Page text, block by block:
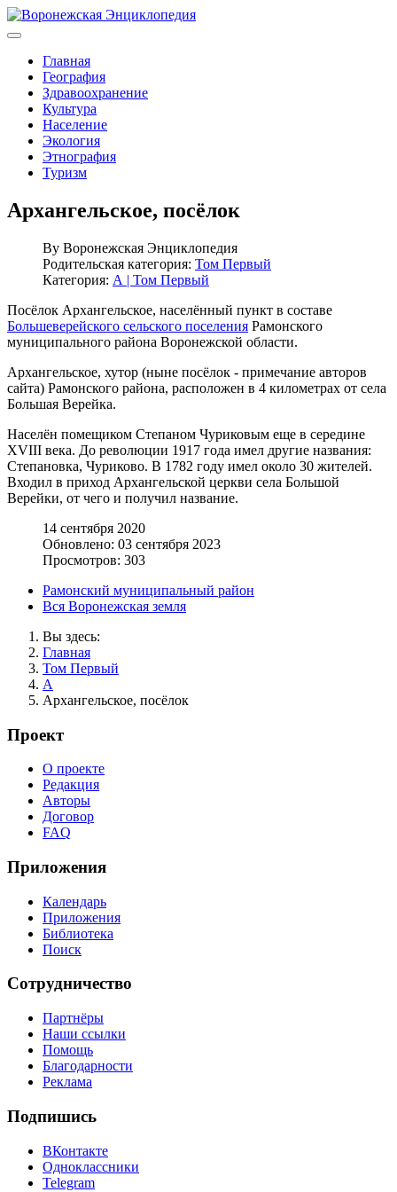
Главная
География
Здравоохранение
Культура
Население
Экология
Этнография
Туризм
Архангельское, посёлок
By Воронежская Энциклопедия
Родительская категория: Том Первый
Категория: А | Том Первый
Посёлок Архангельское, населённый пункт в составе
Большеверейского сельского поселения Рамонского
муниципального района Воронежской области.
Архангельское, хутор (ныне посёлок - примечание авторов
сайта) Рамонского района, расположен в 4 километрах от села
Большая Верейка.
Населён помещиком Степаном Чуриковым еще в середине
XVIII века. До революции 1917 года имел другие названия:
Степановка, Чуриково. В 1782 году имел около 30 жителей.
Входил в приход Архангельской церкви села Большой
Верейки, от чего и получил название.
14 сентября 2020
Обновлено: 03 сентября 2023
Просмотров: 303
Рамонский муниципальный район
Вся Воронежская земля
Вы здесь:
Главная
Том Первый
А
Архангельское, посёлок
Проект
О проекте
Редакция
Авторы
Договор
FAQ
Приложения
Календарь
Приложения
Библиотека
Поиск
Сотрудничество
Партнёры
Наши ссылки
Помощь
Благодарности
Реклама
Подпишись
ВКонтакте
Одноклассники
Telegram